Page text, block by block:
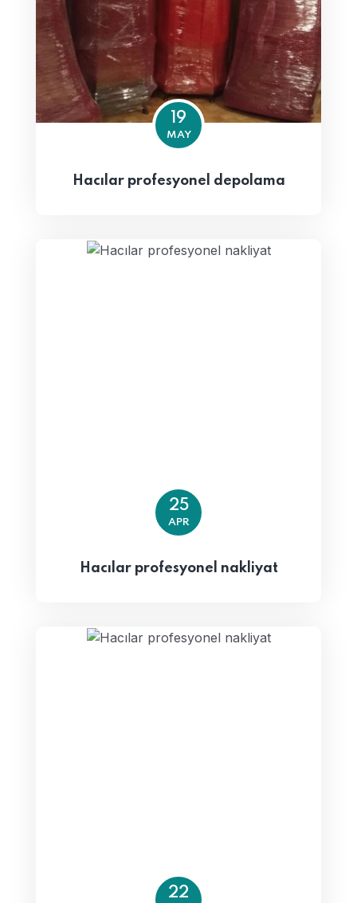
19
MAY
Hacılar profesyonel depolama
25
APR
Hacılar profesyonel nakliyat
22